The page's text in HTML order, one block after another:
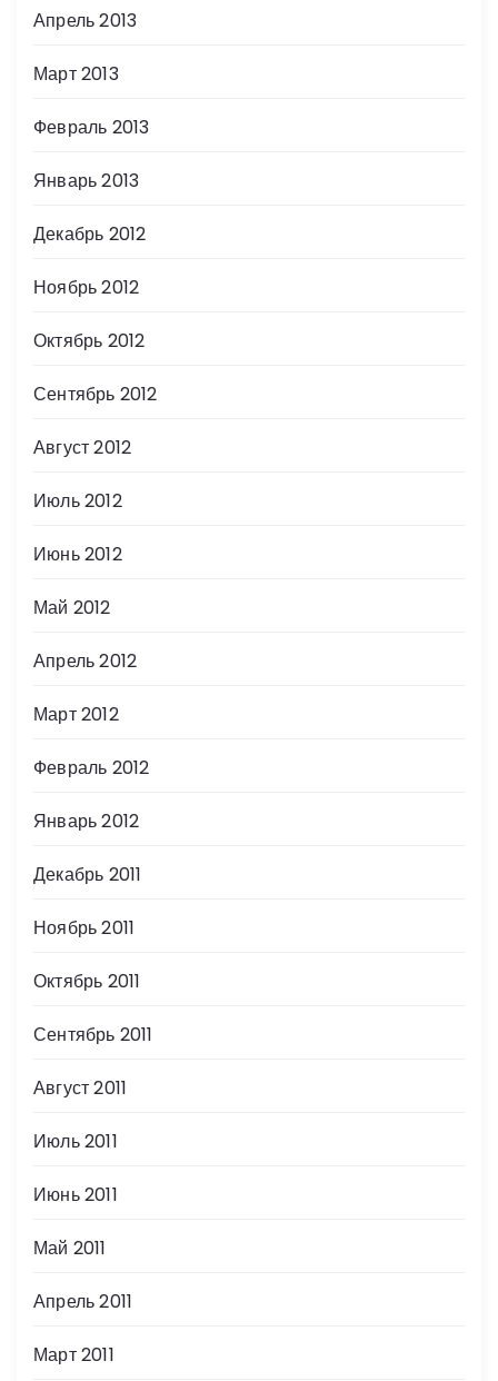
Апрель 2013
Март 2013
Февраль 2013
Январь 2013
Декабрь 2012
Ноябрь 2012
Октябрь 2012
Сентябрь 2012
Август 2012
Июль 2012
Июнь 2012
Май 2012
Апрель 2012
Март 2012
Февраль 2012
Январь 2012
Декабрь 2011
Ноябрь 2011
Октябрь 2011
Сентябрь 2011
Август 2011
Июль 2011
Июнь 2011
Май 2011
Апрель 2011
Март 2011